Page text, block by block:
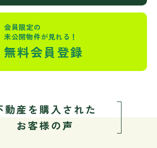
会員限定の
未公開物件が見れる！
無料会員登録
動産を購入された
お客様の声